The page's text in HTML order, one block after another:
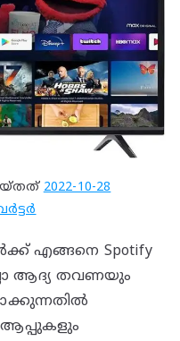
2022-10-28
എങ്ങനെ Spotify
ആദ്യ തവണയും
ആപ്പുകളും